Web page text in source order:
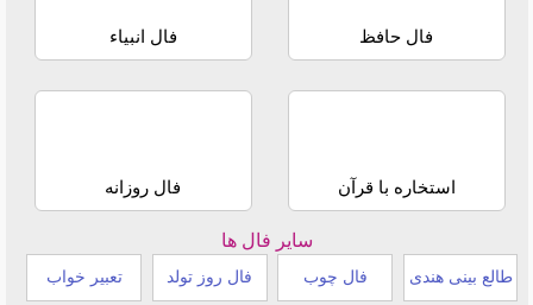
فال حافظ فال انبیاء
استخاره با قرآن فال روزانه
سایر فال ها
طالع بینی هندی فال چوب فال روز تولد تعبیر خواب